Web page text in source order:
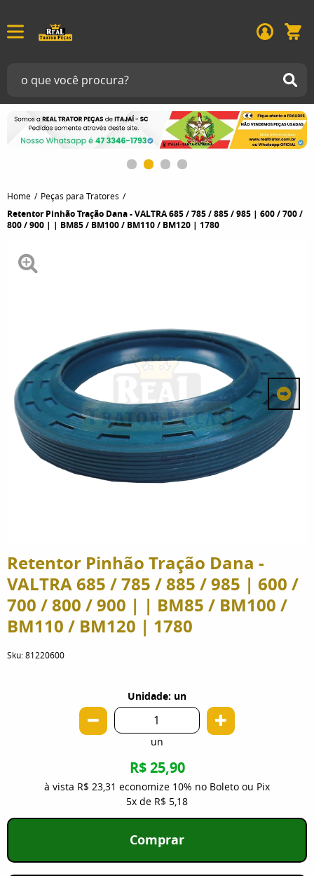
Home Peças para Tratores
Retentor Pinhão Tração Dana - VALTRA 685 / 785 / 885 / 985 | 600 / 700 /
800 / 900 | | BM85 / BM100 / BM110 / BM120 | 1780
Retentor Pinhão Tração Dana -
VALTRA 685 / 785 / 885 / 985 | 600 /
700 / 800 / 900 | | BM85 / BM100 /
BM110 / BM120 | 1780
Sku:81220600
Unidade: un
un
R$ 25,90
à vista R$ 23,31 economize 10% no Boleto ou Pix
5x de R$ 5,18
Comprar